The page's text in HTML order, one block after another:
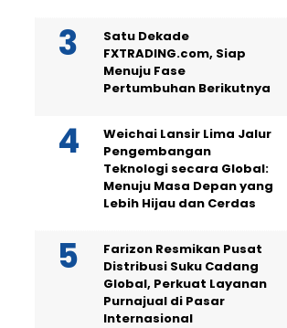
Satu Dekade
FXTRADING.com, Siap
Menuju Fase
Pertumbuhan Berikutnya
Weichai Lansir Lima Jalur
Pengembangan
Teknologi secara Global:
Menuju Masa Depan yang
Lebih Hijau dan Cerdas
Farizon Resmikan Pusat
Distribusi Suku Cadang
Global, Perkuat Layanan
Purnajual di Pasar
Internasional